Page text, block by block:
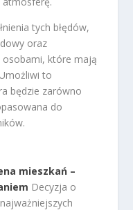
tych błędów,
oraz
osobami, które mają
to
będzie zarówno
do
mieszkań –
Decyzja o